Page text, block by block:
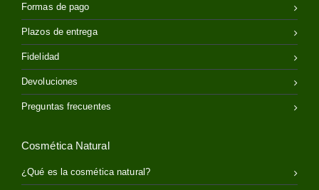
Formas de pago
Plazos de entrega
Fidelidad
Devoluciones
Preguntas frecuentes
Cosmética Natural
¿Qué es la cosmética natural?